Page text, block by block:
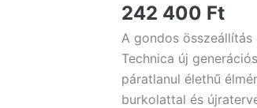
242 400 Ft
A gondos
Technica új
páratlanul élethű
burkolattal és